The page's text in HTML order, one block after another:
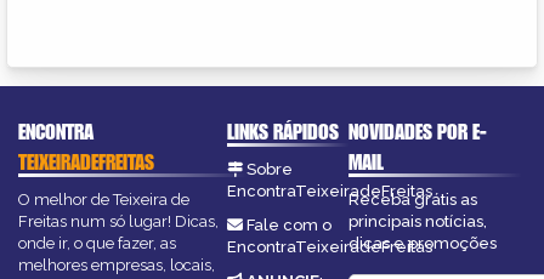
ENCONTRA
TEIXEIRADEFREITAS
O melhor de Teixeira de
Freitas num só lugar! Dicas,
onde ir, o que fazer, as
melhores empresas, locais,
LINKS RÁPIDOS
Sobre
EncontraTeixeiradeFreitas
Fale com o
EncontraTeixeiradeFreitas
NOVIDADES POR E-
MAIL
Receba grátis as
principais notícias,
dicas e promoções